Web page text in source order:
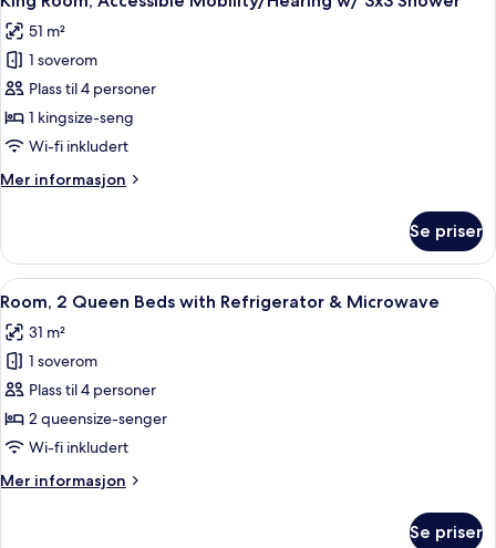
with
Sofa
bed
alle
bildene
av
King
Room,
Accessible
w/
51 m²
1 soverom
Plass til 4 personer
1 kingsize-seng
Wi-fi inkludert
Mer informasjon
Mer
Room,
Accessible
Mobility/Hearing
3x3
Shower
Se priser
Åpne
alle
bildene
av
Room,
2
Queen
with
Allergitestet sengetøy, dundyner,
5
Room, 2 Queen Beds with Refrigerator & Microwave
31 m²
1 soverom
Plass til 4 personer
2 queensize-senger
Wi-fi inkludert
Mer informasjon
Mer
Se priser